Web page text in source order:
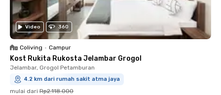
Video 360
Coliving • Campur
Kost Rukita Rukosta Jelambar Grogol
Jelambar, Grogol Petamburan
4.2 km dari rumah sakit atma jaya
mulai dari Rp2.118.000